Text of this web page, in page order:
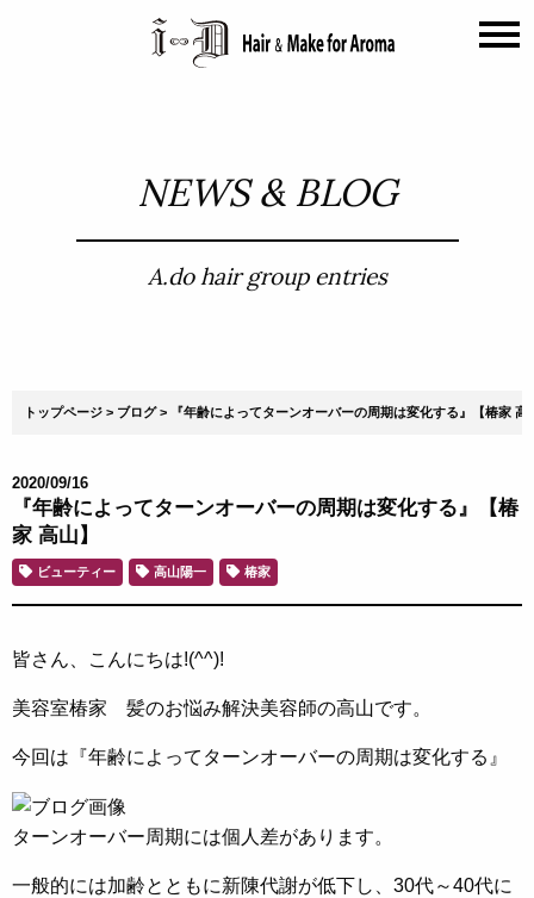
NEWS & BLOG
A.do hair group entries
トップページ ブログ 『年齢によってターンオーバーの周期は変化する』【椿家 高
2020/09/16
『年齢によってターンオーバーの周期は変化する』【椿
家 高山】
ビューティー 高山陽一 椿家
皆さん、こんにちは!(^^)!
美容室椿家 髪のお悩み解決美容師の高山です。
今回は『年齢によってターンオーバーの周期は変化する』
ターンオーバー周期には個人差があります。
一般的には加齢とともに新陳代謝が低下し、30代～40代に